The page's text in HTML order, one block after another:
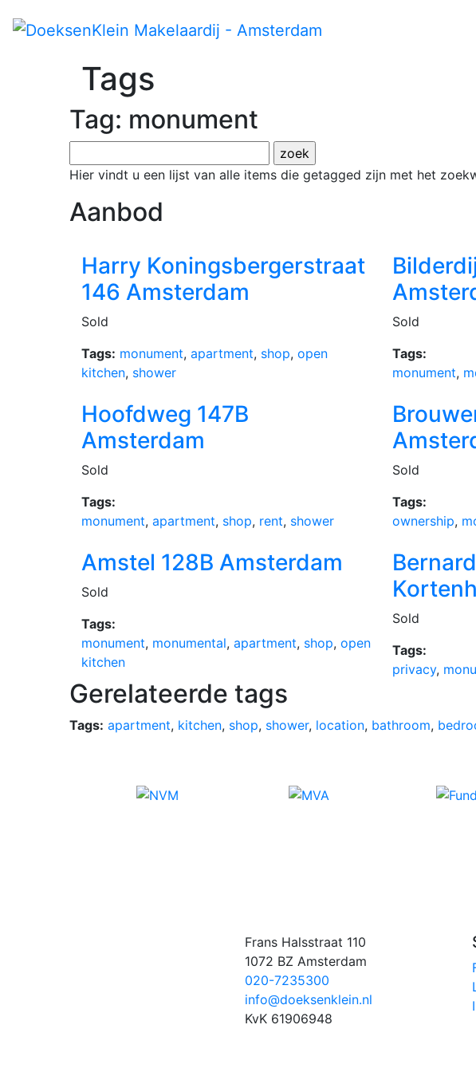
Tags
Tag: monument
Hier vindt u een lijst van alle items die getagged zijn met het
Aanbod
Harry Koningsbergerstraat
146 Amsterdam
Sold
Tags: monument, apartment, shop, open
kitchen, shower
Sold
Tags:
monument,
Hoofdweg 147B
Amsterdam
Sold
Tags:
monument, apartment, shop, rent, shower
Sold
Tags:
ownership,
Amstel 128B Amsterdam
Sold
Tags:
monument, monumental, apartment, shop, open
kitchen
Sold
Tags:
privacy,
Gerelateerde tags
Tags: apartment, kitchen, shop, shower, location, bathroom,
Frans Halsstraat 110
1072 BZ Amsterdam
020-7235300
info@doeksenklein.nl
KvK 61906948